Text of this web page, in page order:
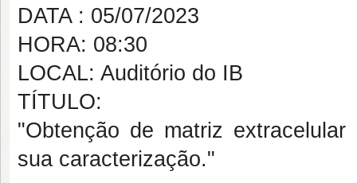
DATA : 05/07/2023
HORA: 08:30
LOCAL: Auditório do IB
TÍTULO:
"Obtenção de matriz
sua caracterização."